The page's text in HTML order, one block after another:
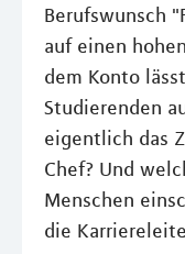
Berufswunsch
auf einen
dem Konto
Studierenden
eigentlich das
Chef? Und
Menschen
die